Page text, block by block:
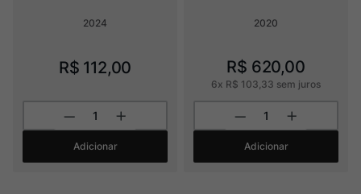
2024
R$ 112,00
Adicionar
2020
R$ 620,00
6x R$ 103,33 sem juros
Adicionar